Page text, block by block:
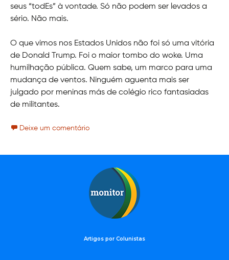
seus “todEs” à vontade. Só não podem ser levados a
sério. Não mais.
O que vimos nos Estados Unidos não foi só uma vitória
de Donald Trump. Foi o maior tombo do woke. Uma
humilhação pública. Quem sabe, um marco para uma
mudança de ventos. Ninguém aguenta mais ser
julgado por meninas más de colégio rico fantasiadas
de militantes.
Deixe um comentário
Artigos por Colunistas